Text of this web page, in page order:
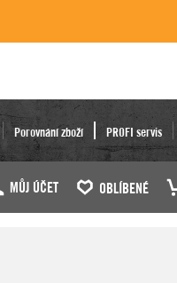
Porovnání zboží PROFI servis
MŮJ ÚČET OBLÍBENÉ